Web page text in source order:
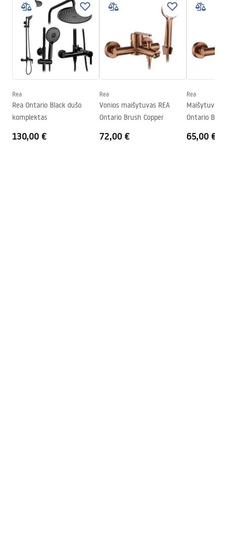
Medžiaga
Žalvaris, ABS
Aukštis
Dengimo technologija
PVD
Ryšio skersmuo
Jungčių atstumas
Garantija
Surinkimo instrukcijos
Faucet.pdf
Warunki bezpieczeństwa
WARUNKI BEZPIECZENSTWA BATERIE.pdf
Warranty_Terms_and_Conditions_Faucets_-_5.pdf
Rea
Rea Ontario Black dušo
komplektas
130,00 €
Rea
Vonios maišytuvas REA
Ontario Brush Copper
72,00 €
Rea
Maišytuvas
Ontario
65,00 €